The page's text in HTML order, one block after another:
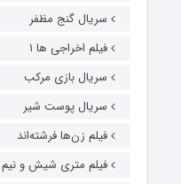
سریال گنج مظفر
فیلم اخراجی ها ۱
سریال بازی مرکب
سریال پوست شیر
فیلم زن‌ها فرشته‌اند
فیلم متری شیش و نیم